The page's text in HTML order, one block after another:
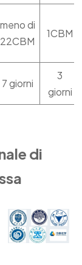
meno di
22CBM
1CBM
7 giorni
3
giorni
di